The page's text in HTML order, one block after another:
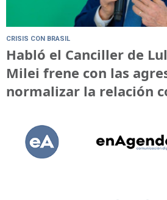
CRISIS CON BRASIL
Habló el Canciller de
Milei frene con las
normalizar la relación